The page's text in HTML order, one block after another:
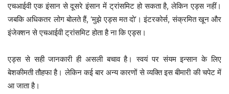
एचआईवी एक इंसान से दूसरे इंसान में ट्रांसमिट हो सकता है, लेकिन एड्स नहीं।
जबकि अधिकतर लोग बोलते हैं, ‘मुझे एड्स मत दो’। इंटरकोर्स, संक्रमित खून और
इंजेक्शन से एचआईवी ट्रांसमिट होता है ना कि एड्स।
एड्स से सही जानकारी ही असली बचाव है। स्वयं पर संयम इन्सान के लिए
बेशकीमती तौहफा है। लेकिन कई बार अन्य कारणों से व्यक्ति इस बीमारी की चपेट में
आ जाता है।